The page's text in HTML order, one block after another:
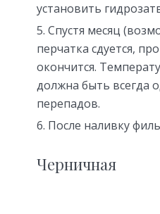
установить
Спустя месяц
перчатка сдуется,
окончится.
должна быть всегда
перепадов.
После наливку
Черничная